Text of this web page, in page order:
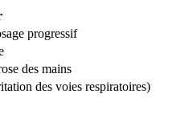
progressif
des mains
des voies respiratoires)